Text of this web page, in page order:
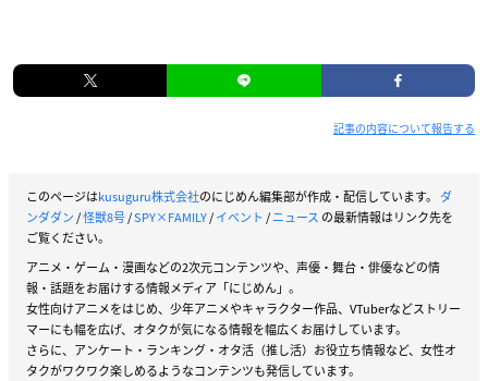
記事の内容について報告する
このページはkusuguru株式会社のにじめん編集部が作成・配信しています。 ダ
ンダダン/怪獣8号/SPY×FAMILY/イベント /ニュース の最新情報はリンク先を
ご覧ください。
アニメ・ゲーム・漫画などの2次元コンテンツや、声優・舞台・俳優などの情
報・話題をお届けする情報メディア「にじめん」。
女性向けアニメをはじめ、少年アニメやキャラクター作品、VTuberなどストリー
マーにも幅を広げ、オタクが気になる情報を幅広くお届けしています。
さらに、アンケート・ランキング・オタ活（推し活）お役立ち情報など、女性オ
タクがワクワク楽しめるようなコンテンツも発信しています。